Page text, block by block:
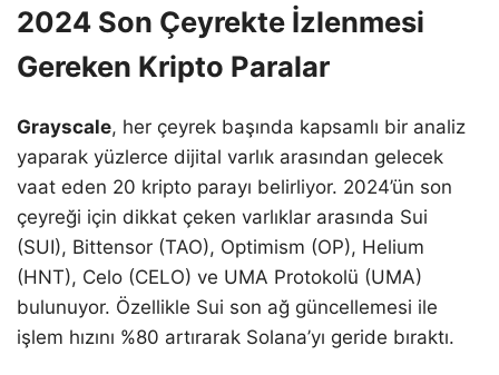
2024 Son Çeyrekte İzlenmesi
Gereken Kripto Paralar
Grayscale, her çeyrek başında kapsamlı bir analiz
yaparak yüzlerce dijital varlık arasından gelecek
vaat eden 20 kripto parayı belirliyor. 2024’ün son
çeyreği için dikkat çeken varlıklar arasında Sui
(SUI), Bittensor (TAO), Optimism (OP), Helium
(HNT), Celo (CELO) ve UMA Protokolü (UMA)
bulunuyor. Özellikle Sui son ağ güncellemesi ile
işlem hızını %80 artırarak Solana’yı geride bıraktı.